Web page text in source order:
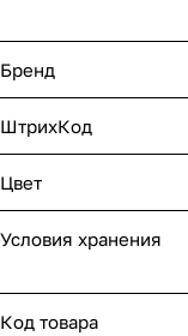
Бренд
ШтрихКод
Цвет
Условия хранения
Код товара